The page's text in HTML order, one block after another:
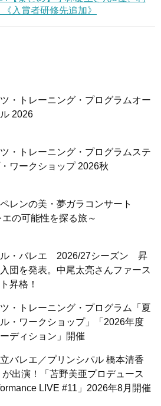
入賞者研修先追加》
・トレーニング・プログラムオー
2026
・トレーニング・プログラムステ
ワークショップ 2026秋
レンの美・夢ガラコンサート
の可能性を探る旅～
ル・バレエ 2026/27シーズン 昇
団を発表。中尾太亮さんファース
昇格！
・トレーニング・プログラム「夏
・ワークショップ」「2026年度
ディション」開催
バレエ／プリンシパル 橋本清香
が出演！「苫野美亜プロデュース
LIVE #11」2026年8月開催